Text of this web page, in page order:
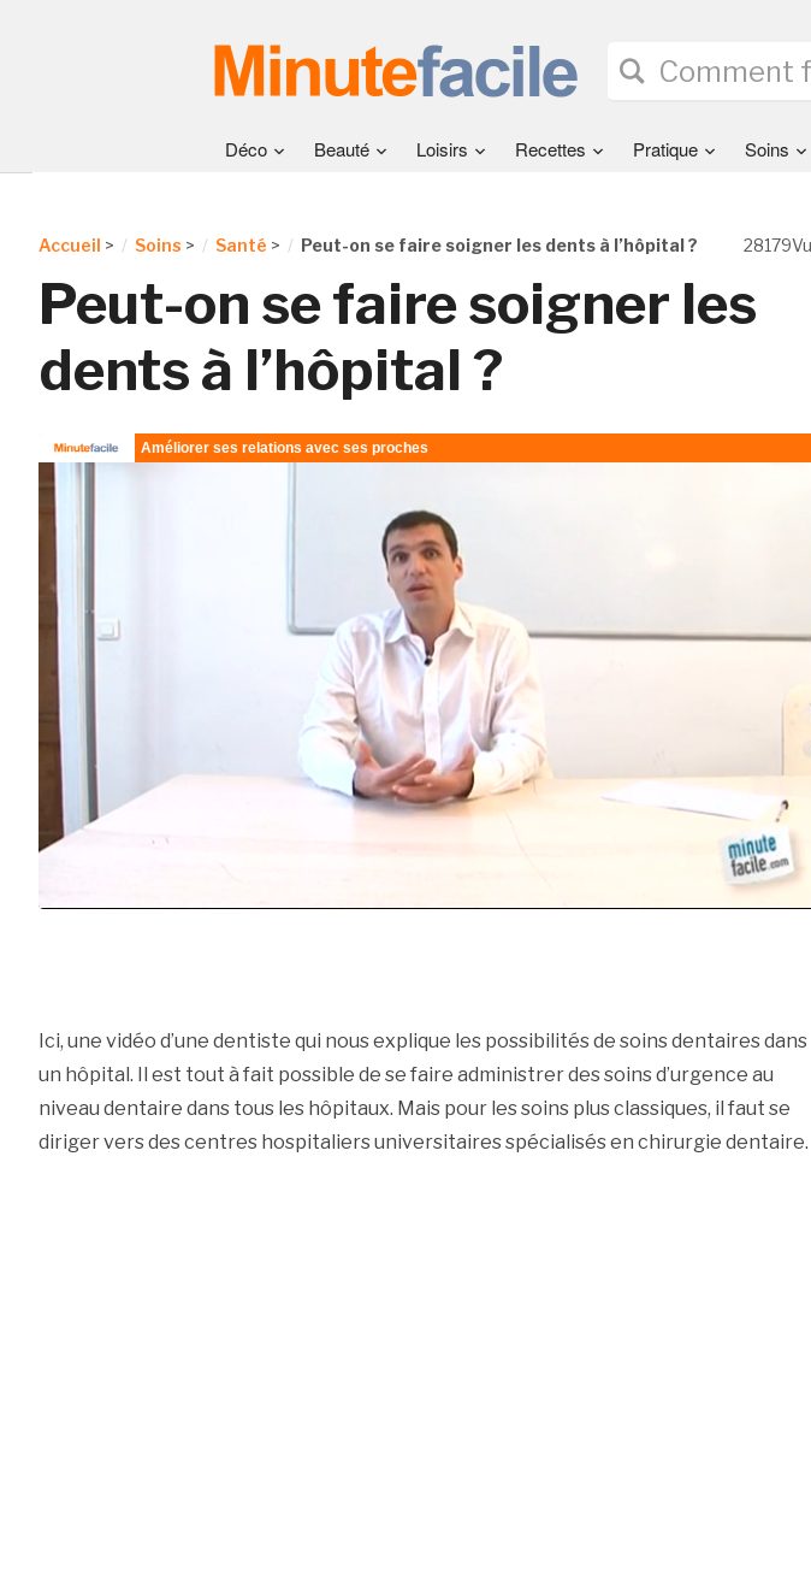
Déco Beauté Loisirs Recettes Pratique Soins
Accueil > Soins > Santé > Peut-on se faire soigner les dents à l’hôpital ?
Peut-on se faire soigner les
dents à l’hôpital ?
Ici, une vidéo d’une dentiste qui nous explique les possibilités de soins dentaires dans
un hôpital. Il est tout à fait possible de se faire administrer des soins d’urgence au
niveau dentaire dans tous les hôpitaux. Mais pour les soins plus classiques, il faut se
diriger vers des centres hospitaliers universitaires spécialisés en chirurgie dentaire.